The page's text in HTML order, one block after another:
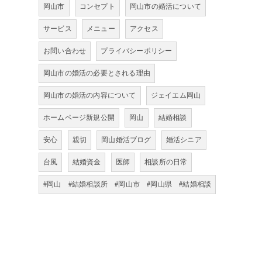
岡山市 コンセプト 岡山市の婚活について
サービス メニュー アクセス
お問い合わせ プライバシーポリシー
岡山市の婚活の必要とされる理由
岡山市の婚活の内容について ジェイエム岡山
ホームページ新規公開 岡山 結婚相談
安心 親切 岡山婚活ブログ 婚活シニア
台風 結婚資金 医師 相談所の日常
#岡山 #結婚相談所 #岡山市 #岡山県 #結婚相談